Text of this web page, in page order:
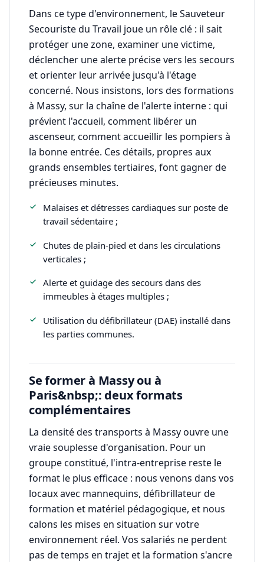
Dans ce type d'environnement, le Sauveteur
Secouriste du Travail joue un rôle clé : il sait
protéger une zone, examiner une victime,
déclencher une alerte précise vers les secours
et orienter leur arrivée jusqu'à l'étage
concerné. Nous insistons, lors des formations
à Massy, sur la chaîne de l'alerte interne : qui
prévient l'accueil, comment libérer un
ascenseur, comment accueillir les pompiers à
la bonne entrée. Ces détails, propres aux
grands ensembles tertiaires, font gagner de
précieuses minutes.
Malaises et détresses cardiaques sur poste de
travail sédentaire ;
Chutes de plain-pied et dans les circulations
verticales ;
Alerte et guidage des secours dans des
immeubles à étages multiples ;
Utilisation du défibrillateur (DAE) installé dans
les parties communes.
Se former à Massy ou à
Paris&nbsp;: deux formats
complémentaires
La densité des transports à Massy ouvre une
vraie souplesse d'organisation. Pour un
groupe constitué, l'intra-entreprise reste le
format le plus efficace : nous venons dans vos
locaux avec mannequins, défibrillateur de
formation et matériel pédagogique, et nous
calons les mises en situation sur votre
environnement réel. Vos salariés ne perdent
pas de temps en trajet et la formation s'ancre